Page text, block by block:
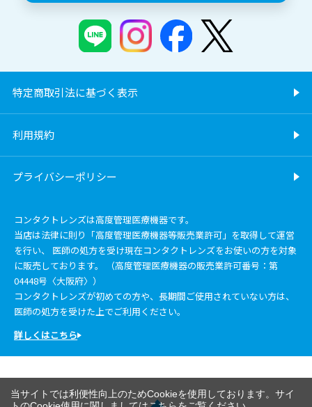
特定商取引法に基づく表示
利用規約
プライバシーポリシー
コンタクトレンズは高度管理医療機器です。
当店は法律に則り「高度管理医療機器等販売業許可」を取得して運営
を行い、 医師の処方を受け現在コンタクトレンズをお使いの方を対象
に販売しております。 （高度管理医療機器の販売業許可番号：第
04448号〈大阪府〉）
コンタクトレンズが初めての方や、長期間ご使用されていない方は、
医師の処方を受けた上でご利用ください。
詳しくはこちら
当サイトでは利便性向上のためCookieを使用しております。サイ